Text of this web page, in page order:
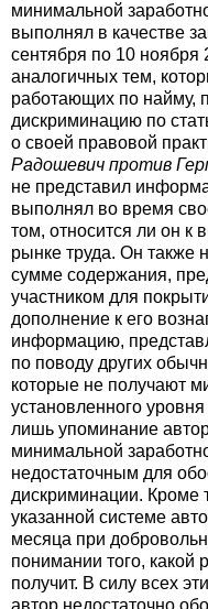
минимальной
выполнял в качестве
сентября по 10 ноября
аналогичных тем,
работающих по найму,
дискриминацию по
о своей правовой
Радошевич против
не представил
выполнял во время
том, относится ли он к
рынке труда. Он также
сумме содержания,
участником для
дополнение к его
информацию,
по поводу других
которые не получают
установленного уровня
лишь упоминание
минимальной
недостаточным для
дискриминации. Кроме
указанной системе
месяца при
понимании того, какой
получит. В силу всех
автор недостаточно